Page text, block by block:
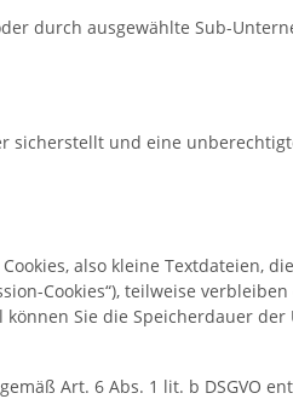
durch ausgewählte Sub-
sicherstellt und eine
also kleine Textdateien,
Cookies“), teilweise verbleiben
Sie die Speicherdauer
Art. 6 Abs. 1 lit. b DSGVO